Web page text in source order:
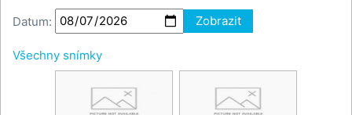
Datum: Zobrazit
Všechny snímky